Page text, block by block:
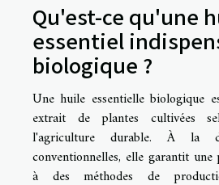
Qu'est-ce qu'une
essentiel
biologique ?
Une huile essentielle biologique
extrait de plantes cultivées
l'agriculture durable. À la
conventionnelles, elle garantit
à des méthodes de